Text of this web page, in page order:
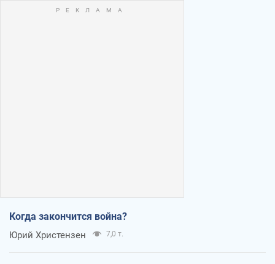
Когда закончится война?
Юрий Христензен 7,0 т.